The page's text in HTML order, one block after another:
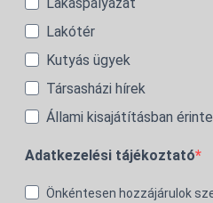
Lakáspályázat
Lakótér
Kutyás ügyek
Társasházi hírek
Állami kisajátításban
Adatkezelési tájékoztató
Önkéntesen hozzájárulok